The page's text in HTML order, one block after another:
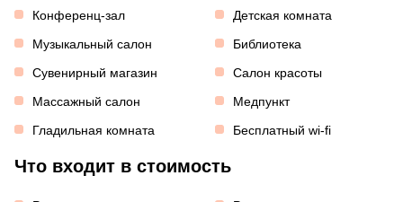
Конференц-зал
Детская комната
Музыкальный салон
Библиотека
Сувенирный магазин
Салон красоты
Массажный салон
Медпункт
Гладильная комната
Бесплатный wi-fi
Что входит в стоимость